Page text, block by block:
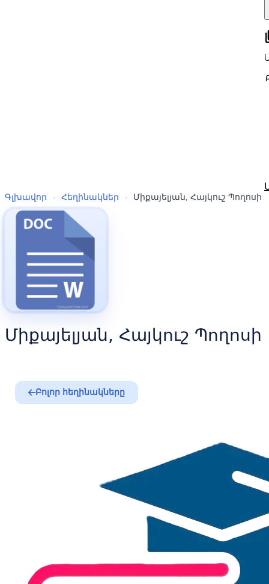
Գլխավոր › Հեղինակներ › Միքայելյան, Հայկուշ Պողոսի
Միքայելյան, Հայկուշ Պողոսի
Բոլոր հեղինակները